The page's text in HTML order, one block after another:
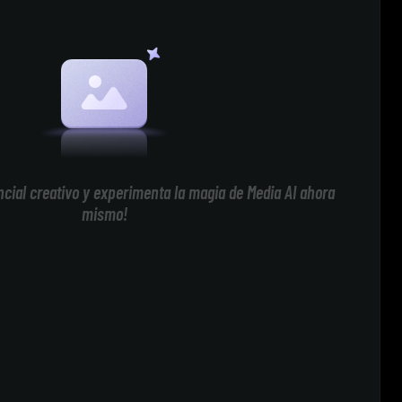
creativo y experimenta la magia de Media AI ahora
mismo!